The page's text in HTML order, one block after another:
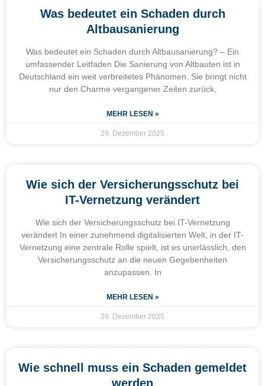
Was bedeutet ein Schaden durch
Altbausanierung
Was bedeutet ein Schaden durch Altbausanierung? – Ein
umfassender Leitfaden Die Sanierung von Altbauten ist in
Deutschland ein weit verbreitetes Phänomen. Sie bringt nicht
nur den Charme vergangener Zeiten zurück,
MEHR LESEN »
29. Dezember 2025
Wie sich der Versicherungsschutz bei
IT-Vernetzung verändert
Wie sich der Versicherungsschutz bei IT-Vernetzung
verändert In einer zunehmend digitalisierten Welt, in der IT-
Vernetzung eine zentrale Rolle spielt, ist es unerlässlich, den
Versicherungsschutz an die neuen Gegebenheiten
anzupassen. In
MEHR LESEN »
29. Dezember 2025
Wie schnell muss ein Schaden gemeldet
werden